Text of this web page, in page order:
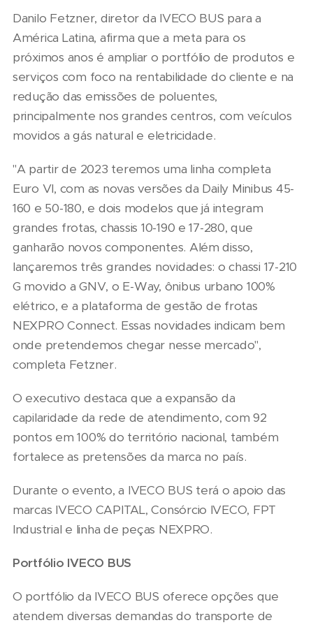
Danilo Fetzner, diretor da IVECO BUS para a
América Latina, afirma que a meta para os
próximos anos é ampliar o portfólio de produtos e
serviços com foco na rentabilidade do cliente e na
redução das emissões de poluentes,
principalmente nos grandes centros, com veículos
movidos a gás natural e eletricidade.
"A partir de 2023 teremos uma linha completa
Euro VI, com as novas versões da Daily Minibus 45-
160 e 50-180, e dois modelos que já integram
grandes frotas, chassis 10-190 e 17-280, que
ganharão novos componentes. Além disso,
lançaremos três grandes novidades: o chassi 17-210
G movido a GNV, o E-Way, ônibus urbano 100%
elétrico, e a plataforma de gestão de frotas
NEXPRO Connect. Essas novidades indicam bem
onde pretendemos chegar nesse mercado",
completa Fetzner.
O executivo destaca que a expansão da
capilaridade da rede de atendimento, com 92
pontos em 100% do território nacional, também
fortalece as pretensões da marca no país.
Durante o evento, a IVECO BUS terá o apoio das
marcas IVECO CAPITAL, Consórcio IVECO, FPT
Industrial e linha de peças NEXPRO.
Portfólio IVECO BUS
O portfólio da IVECO BUS oferece opções que
atendem diversas demandas do transporte de